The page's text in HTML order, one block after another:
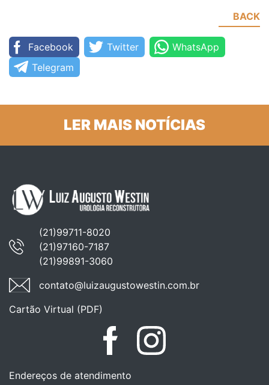
BACK
Facebook Twitter
WhatsApp
Telegram
LER MAIS NOTÍCIAS
(21)99711-8020
(21)97160-7187
(21)99891-3060
contato@luizaugustowestin.com.br
Cartão Virtual (PDF)
FacebookInstagram
Endereços de atendimento